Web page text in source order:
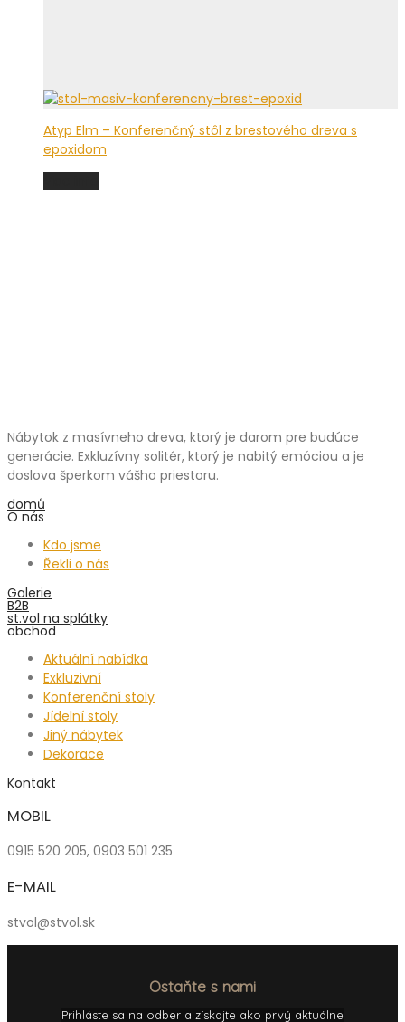
Atyp Elm – Konferenčný stôl z brestového dreva s
epoxidom
Nábytok z masívneho dreva, ktorý je darom pre budúce
generácie. Exkluzívny solitér, ktorý je nabitý emóciou a je
doslova šperkom vášho priestoru.
domů
O nás
Kdo jsme
Řekli o nás
Galerie
B2B
st.vol na splátky
obchod
Aktuální nabídka
Exkluzivní
Konferenční stoly
Jídelní stoly
Jiný nábytek
Dekorace
Kontakt
MOBIL
0915 520 205, 0903 501 235
E-MAIL
stvol@stvol.sk
Ostaňte s nami
Prihláste sa na odber a získajte ako prvý aktuálne